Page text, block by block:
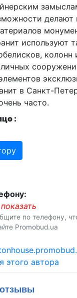
делают
используют
колонн
в Санкт-
часто.
:
показать
по телефону,
Promobud.ua
этого автора